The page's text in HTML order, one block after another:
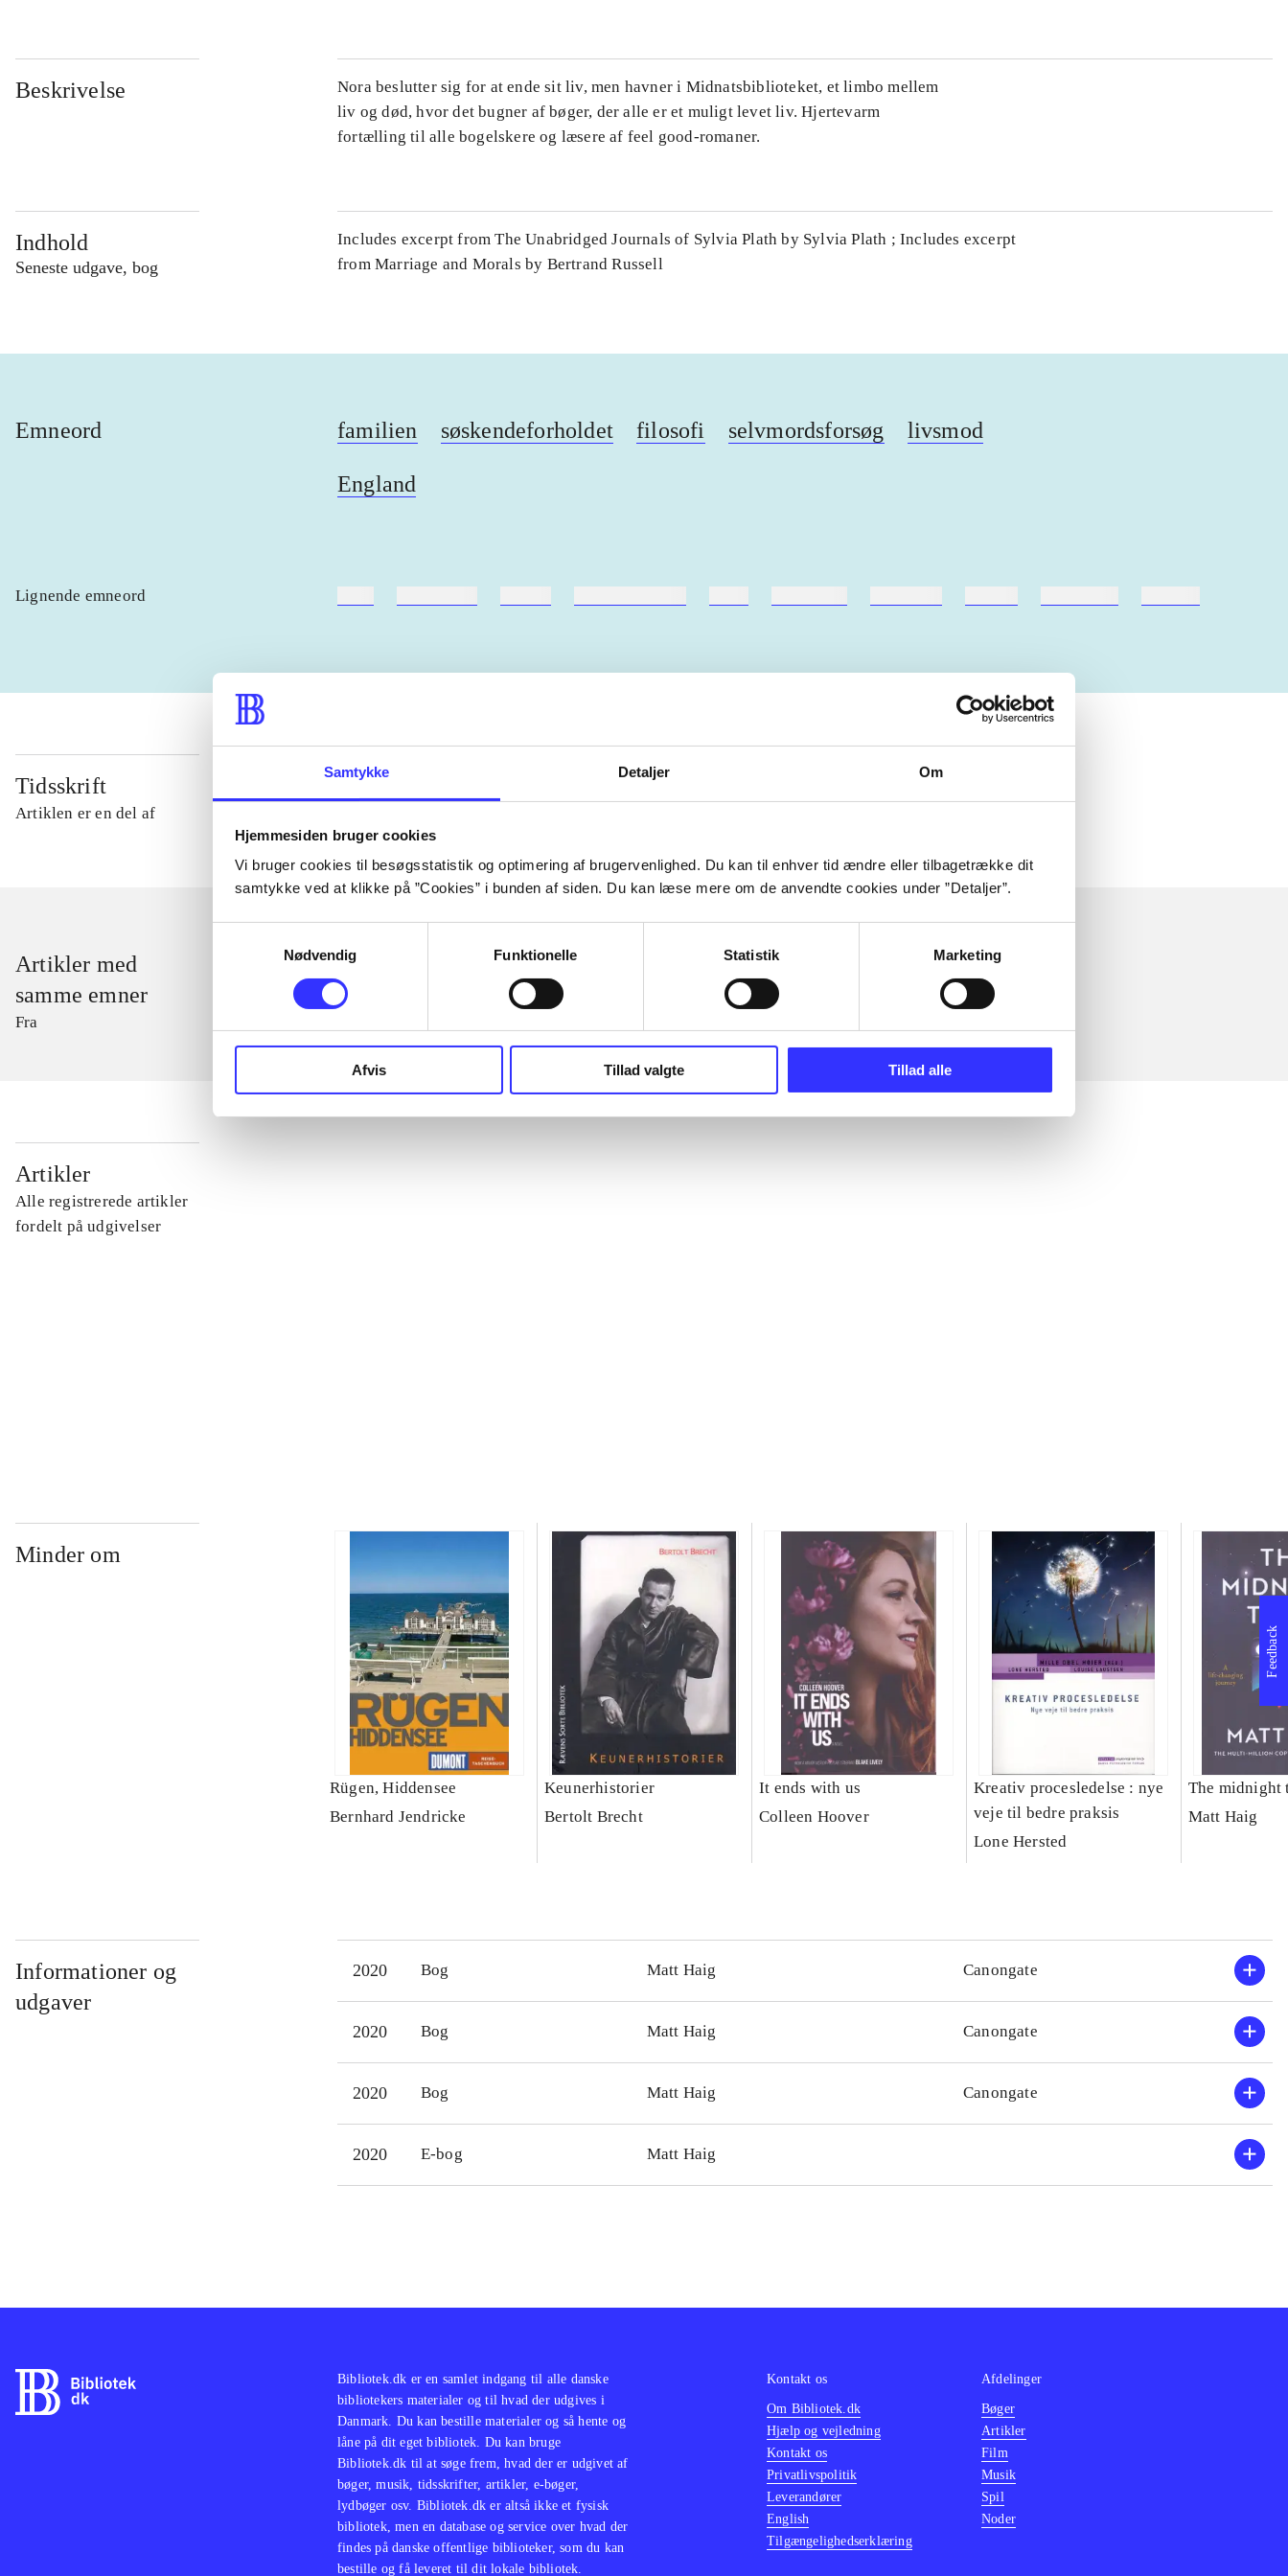
Samtykke Detaljer Om
Hjemmesiden bruger cookies
Vi bruger cookies til besøgsstatistik og optimering af brugervenlighed. Du kan til enhver tid ændre eller tilbagetrække dit
samtykke ved at klikke på ”Cookies” i bunden af siden. Du kan læse mere om de anvendte cookies under ”Detaljer”.
Nødvendig
Funktionelle Statistik Marketing
Afvis Tillad valgte Tillad alle
Beskrivelse
Nora beslutter sig for at ende sit liv, men havner i Midnatsbiblioteket, et limbo mellem
liv og død, hvor det bugner af bøger, der alle er et muligt levet liv. Hjertevarm
fortælling til alle bogelskere og læsere af feel good-romaner.
Indhold
Seneste udgave, bog
Includes excerpt from The Unabridged Journals of Sylvia Plath by Sylvia Plath ; Includes excerpt
from Marriage and Morals by Bertrand Russell
Emneord familien søskendeforholdet filosofi selvmordsforsøg livsmod
England
Lignende emneord
Tidsskrift
Artiklen er en del af
Tidsskrift
Artiklerne i
Artikler med
samme emner
Fra
Artikler
Alle registrerede artikler
fordelt på udgivelser
Minder om
Rügen, Hiddensee
Bernhard Jendricke
Keunerhistorier
Bertolt Brecht
It ends with us
Colleen Hoover
Kreativ procesledelse : nye
veje til bedre praksis
Lone Hersted
The midnight
Matt Haig
Informationer og
udgaver
2020 Bog Matt Haig Canongate
2020 Bog Matt Haig Canongate
2020 Bog Matt Haig Canongate
2020 E-bog Matt Haig
Feedback
Bibliotek.dk er en samlet indgang til alle danske
bibliotekers materialer og til hvad der udgives i
Danmark. Du kan bestille materialer og så hente og
låne på dit eget bibliotek. Du kan bruge
Bibliotek.dk til at søge frem, hvad der er udgivet af
bøger, musik, tidsskrifter, artikler, e-bøger,
lydbøger osv. Bibliotek.dk er altså ikke et fysisk
bibliotek, men en database og service over hvad der
findes på danske offentlige biblioteker, som du kan
bestille og få leveret til dit lokale bibliotek.
Kontakt os
Om Bibliotek.dk
Hjælp og vejledning
Kontakt os
Privatlivspolitik
Leverandører
English
Tilgængelighedserklæring
Afdelinger
Bøger
Artikler
Film
Musik
Spil
Noder